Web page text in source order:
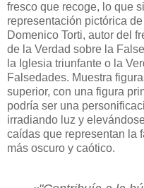
fresco que recoge, lo que
representación pictórica
Domenico Torti, autor del
de la Verdad sobre la
la Iglesia triunfante o la
Falsedades. Muestra
superior, con una figura
podría ser una
irradiando luz y
caídas que representan la
más oscuro y caótico.